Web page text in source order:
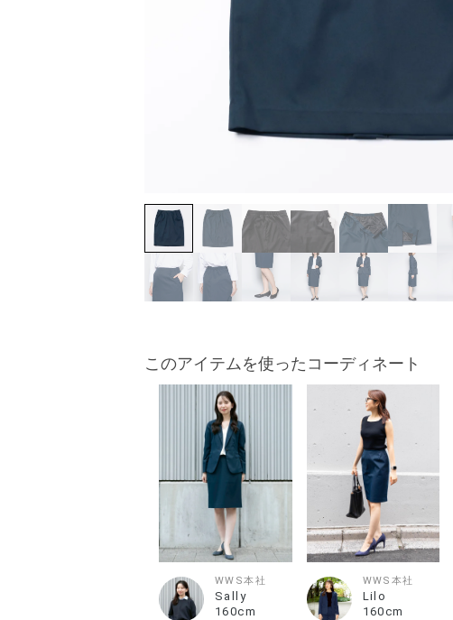
このアイテムを使ったコーディネート
WWS本社
Sally
160cm
WWS本社
Lilo
160cm